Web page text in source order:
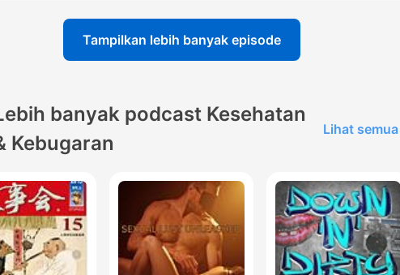
Tampilkan lebih banyak episode
banyak podcast Kesehatan
Kebugaran
Lihat semua